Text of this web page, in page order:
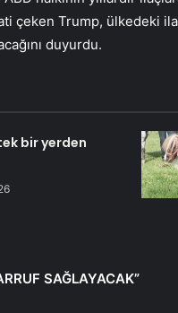
çeken Trump, ülkedeki
duyurdu.
bir yerden
SAĞLAYACAK”